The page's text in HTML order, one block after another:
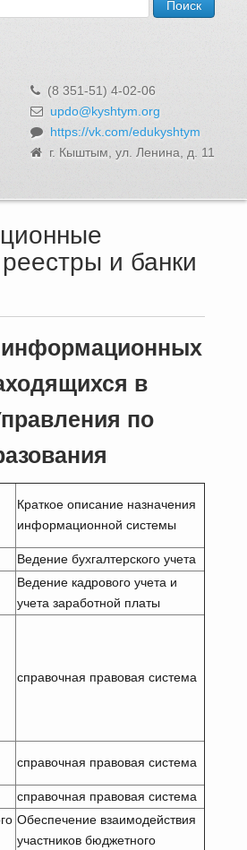
(8 351-51) 4-02-06
updo@kyshtym.org
https://vk.com/edukyshtym
г. Кыштым, ул. Ленина, д. 11
и вакансии
реестры и банки данных
нужд
средств
и банки
информационных
в
по
Краткое описание назначения
информационной системы
Ведение бухгалтерского учета
Ведение кадрового учета и
учета заработной платы
справочная правовая система
справочная правовая система
справочная правовая система
Обеспечение взаимодействия
участников бюджетного